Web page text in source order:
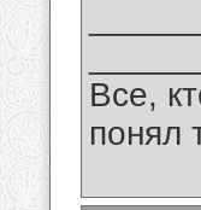
Все,
понял